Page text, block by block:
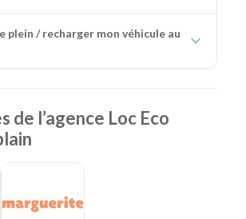
plein / recharger mon véhicule au
de l’agence Loc Eco